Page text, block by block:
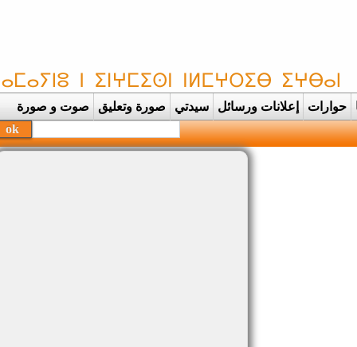
حوارات إعلانات ورسائل سيدتي صورة وتعليق صوت و صورة